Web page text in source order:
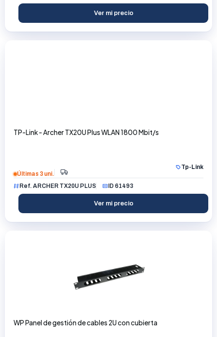
Ver mi precio
TP-Link - Archer TX20U Plus WLAN 1800 Mbit/s
Tp-Link
Últimas 3 uni.
Ref. ARCHER TX20U PLUS
ID 61493
Ver mi precio
WP Panel de gestión de cables 2U con cubierta